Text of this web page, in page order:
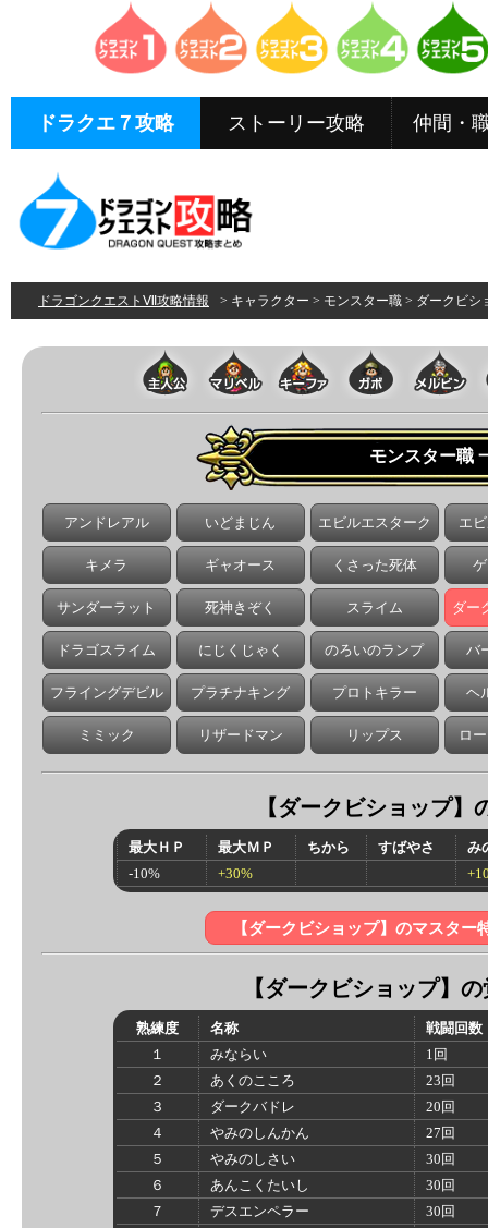
ドラクエ７攻略 ストーリー攻略 仲間・
ドラゴンクエストⅦ攻略情報 > キャラクター > モンスター職 > ダークビシ
モンスター職
アンドレアル いどまじん エビルエスターク エ
キメラ ギャオース くさった死体
サンダーラット 死神きぞく スライム ダー
ドラゴスライム にじくじゃく のろいのランプ バ
フライングデビル プラチナキング プロトキラー ヘ
ミミック リザードマン リップス ロ
【 ダークビショップ】
最大ＨＰ 最大ＭＰ ちから すばやさ
み
-10%
+30%
【ダークビショップ】のマスター
【 ダークビショップ】の
熟練度 名称
戦闘回数
１
みならい
1回
２
あくのこころ
23回
３
ダークバドレ
20回
４
やみのしんかん
27回
５
やみのしさい
30回
６
あんこくたいし
30回
７
デスエンペラー
30回